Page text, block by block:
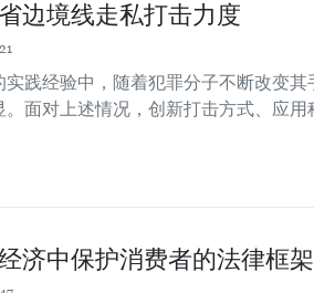
边境线走私打击力度
实践经验中，随着犯罪分子不断改变
。面对上述情况，创新打击方式、应
济中保护消费者的法律框架